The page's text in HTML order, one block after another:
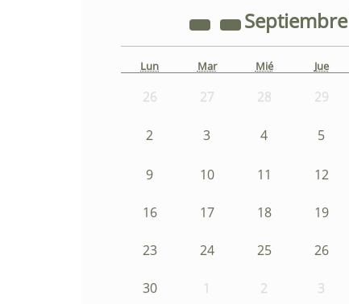
Septiembre
Lun Mar Mié Jue
26 27 28 29
2 3 4 5
9 10 11 12
16 17 18 19
23 24 25 26
30 1 2 3